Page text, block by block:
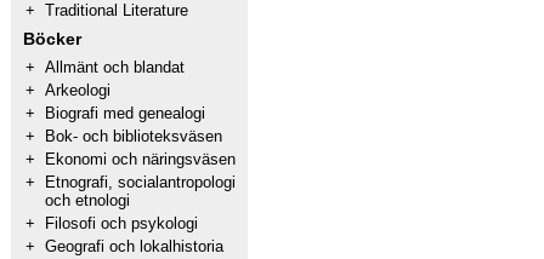
+ Traditional Literature
Böcker
+ Allmänt och blandat
+ Arkeologi
+
Biografi med genealogi
+
Bok- och biblioteksväsen
+
Ekonomi och näringsväsen
+
Etnografi, socialantropologi
och etnologi
+
Filosofi och psykologi
+ Geografi och lokalhistoria